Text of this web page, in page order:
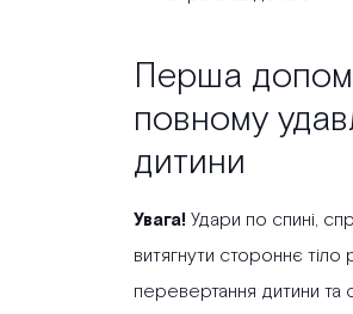
Перша
повному
дитини
Увага! Удари по спині,
витягнути стороннє тіло
перевертання дитини та